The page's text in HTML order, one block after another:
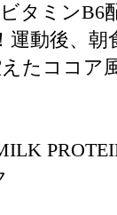
タミンB6
運動後、朝
たココア